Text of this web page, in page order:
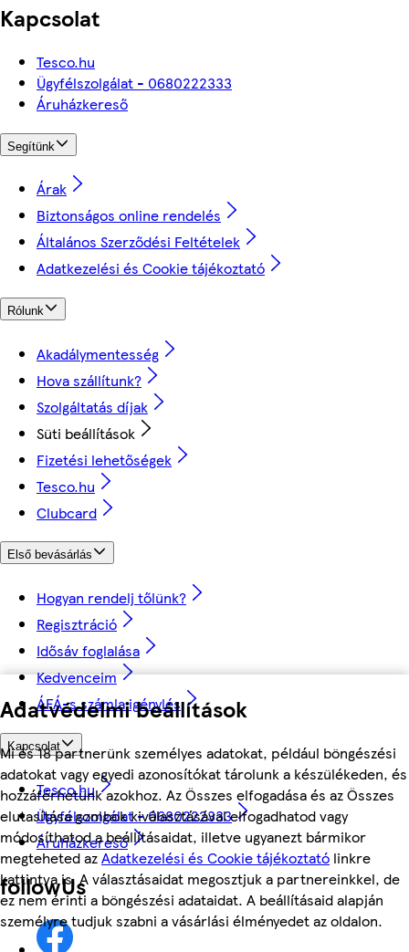
Adatvédelmi beállítások
Mi és 18 partnerünk személyes adatokat, például böngészési
adatokat vagy egyedi azonosítókat tárolunk a készülékeden, és
hozzáférhetünk azokhoz. Az Összes elfogadása és az Összes
elutasítása gombok kiválasztásával elfogadhatod vagy
módosíthatod a beállításaidat, illetve ugyanezt bármikor
megteheted azAdatkezelési és Cookie tájékoztató linkre
kattintva is. A választásaidat megosztjuk a partnereinkkel, de
ez nem érinti a böngészési adataidat. A beállításaid alapján
személyre tudjuk szabni a vásárlási élményedet az oldalon.
Kapcsolat
Tesco.hu
Ügyfélszolgálat - 0680222333
Áruházkereső
Segítünk
Árak
Biztonságos online rendelés
Általános Szerződési Feltételek
Adatkezelési és Cookie tájékoztató
Rólunk
Akadálymentesség
Hova szállítunk?
Szolgáltatás díjak
Süti beállítások
Fizetési lehetőségek
Tesco.hu
Clubcard
Első bevásárlás
Hogyan rendelj tőlünk?
Regisztráció
Idősáv foglalása
Kedvenceim
ÁFÁ-s számla igénylés
Kapcsolat
Tesco.hu
Ügyfélszolgálat - 0680222333
Áruházkereső
followUs